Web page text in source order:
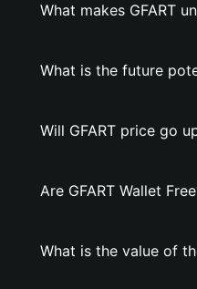
What makes GFART
What is the future
Will GFART price go
Are GFART Wallet
What is the value of